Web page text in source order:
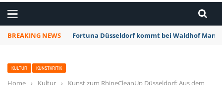
BREAKING NEWS Fortuna Düsseldorf kommt bei Waldhof
KULTUR KUNSTKRITIK
Home › Kultur ›
Kunst zum RhineCleanUp Düsseldorf: Aus dem